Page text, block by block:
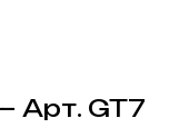
Арт. GT7